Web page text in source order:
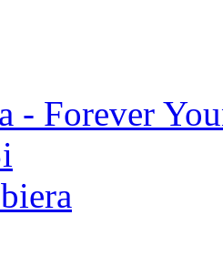
- Forever